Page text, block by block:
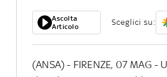
Ascolta
Articolo
Sceglici su:
(ANSA) - FIRENZE, 07 MAG